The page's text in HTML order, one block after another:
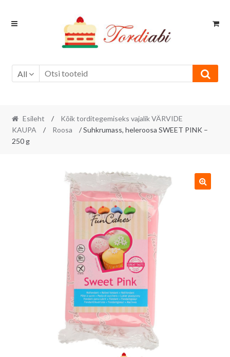
Skip
Skip
All
Esileht /
Kõik torditegemiseks vajalik VÄRVIDE
KAUPA
/ Roosa
/ Suhkrumass, heleroosa SWEET PINK –
250 g